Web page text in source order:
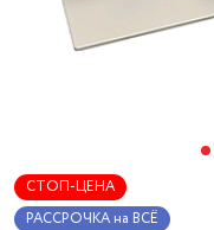
СТОП-ЦЕНА
РАССРОЧКА на ВСЁ